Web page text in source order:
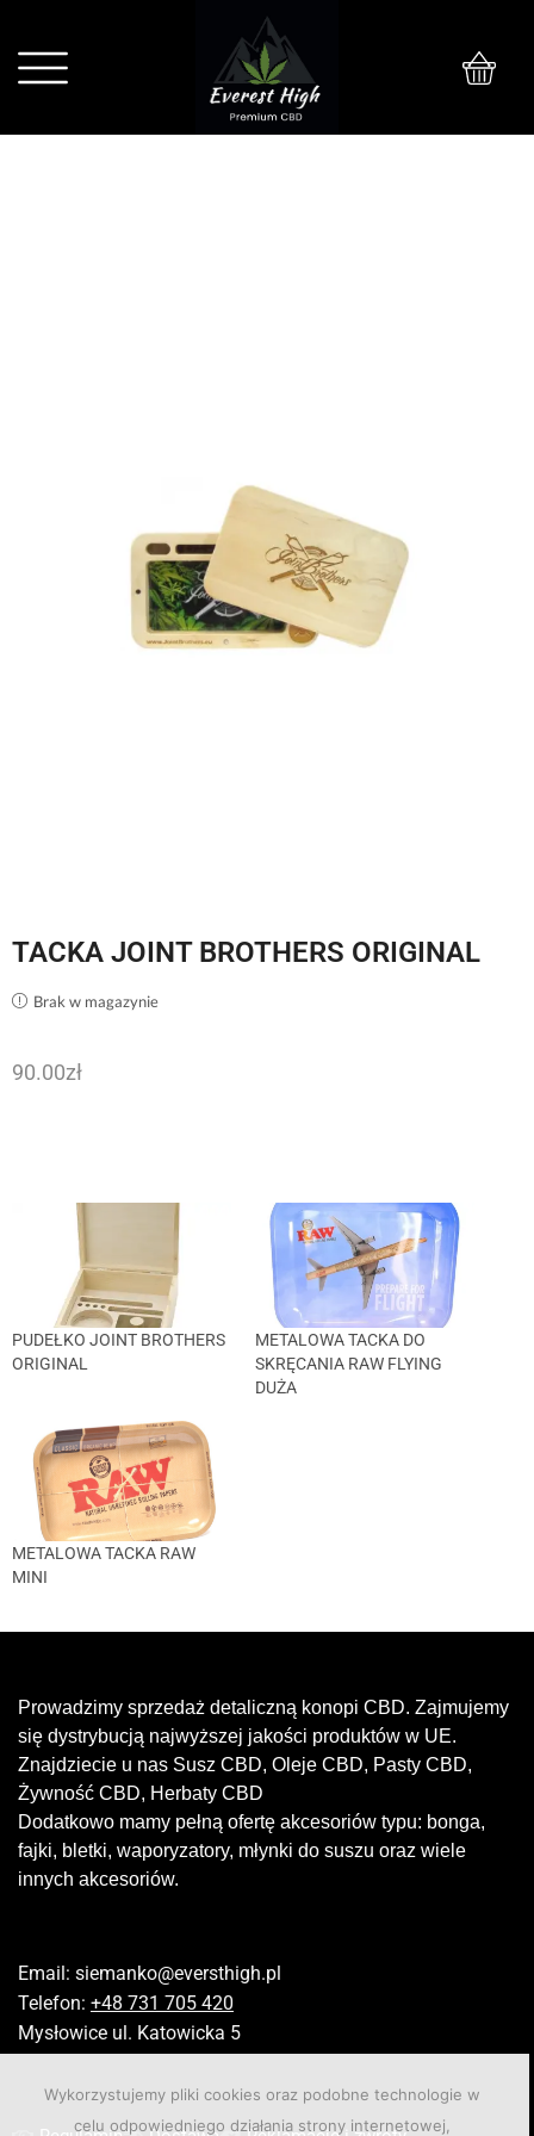
TACKA JOINT BROTHERS ORIGINAL
Brak w magazynie
90.00zł
PUDEŁKO JOINT BROTHERS
ORIGINAL
METALOWA TACKA DO
SKRĘCANIA RAW FLYING
DUŻA
METALOWA TACKA RAW
MINI
Prowadzimy sprzedaż detaliczną konopi CBD. Zajmujemy
się dystrybucją najwyższej jakości produktów w UE.
Znajdziecie u nas Susz CBD, Oleje CBD, Pasty CBD,
Żywność CBD, Herbaty CBD
Dodatkowo mamy pełną ofertę akcesoriów typu: bonga,
fajki, bletki, waporyzatory, młynki do suszu oraz wiele
innych akcesoriów.
Email: siemanko@eversthigh.pl
Telefon: +48 731 705 420
Mysłowice ul. Katowicka 5
Wykorzystujemy pliki cookies oraz podobne technologie w
celu odpowiedniego działania strony internetowej,